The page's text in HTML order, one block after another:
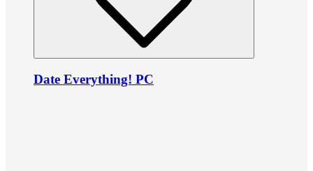
Date Everything! PC